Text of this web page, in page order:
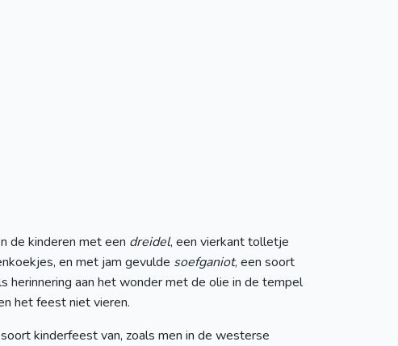
de kinderen met een dreidel, een vierkant tolletje
en met jam gevulde soefganiot, een soort
aan het wonder met de olie in de tempel
het feest niet vieren.
kinderfeest van, zoals men in de westerse